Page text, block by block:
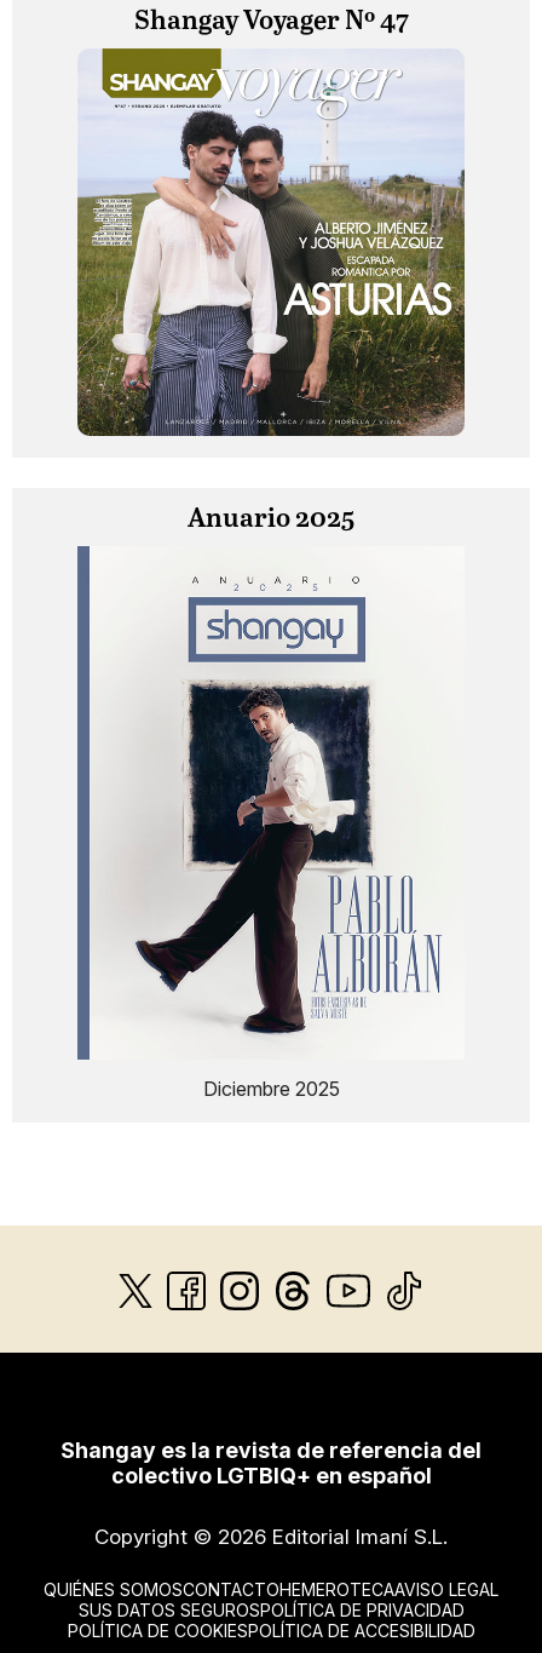
Shangay Voyager Nº 47
Anuario 2025
Diciembre 2025
Shangay es la revista de referencia del
colectivo LGTBIQ+ en español
Copyright © 2026 Editorial Imaní S.L.
QUIÉNES SOMOSCONTACTOHEMEROTECAAVISO LEGAL
SUS DATOS SEGUROSPOLÍTICA DE PRIVACIDAD
POLÍTICA DE COOKIESPOLÍTICA DE ACCESIBILIDAD